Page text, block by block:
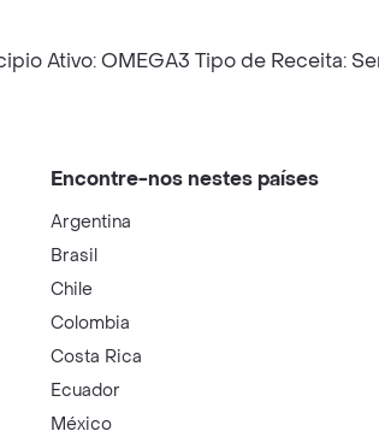
Ativo: OMEGA3 Tipo de Receita:
Encontre-nos nestes países
Argentina
Brasil
Chile
Colombia
Costa Rica
Ecuador
México